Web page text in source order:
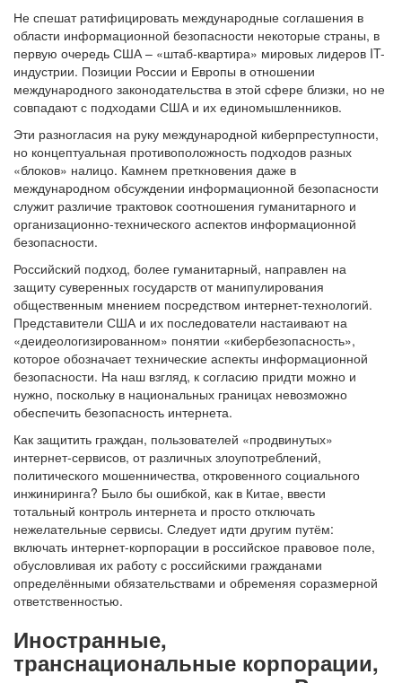
Не спешат ратифицировать международные соглашения в
области информационной безопасности некоторые страны, в
первую очередь США – «штаб-квартира» мировых лидеров IT-
индустрии. Позиции России и Европы в отношении
международного законодательства в этой сфере близки, но не
совпадают с подходами США и их единомышленников.
Эти разногласия на руку международной киберпреступности,
но концептуальная противоположность подходов разных
«блоков» налицо. Камнем преткновения даже в
международном обсуждении информационной безопасности
служит различие трактовок соотношения гуманитарного и
организационно-технического аспектов информационной
безопасности.
Российский подход, более гуманитарный, направлен на
защиту суверенных государств от манипулирования
общественным мнением посредством интернет-технологий.
Представители США и их последователи настаивают на
«деидеологизированном» понятии «кибербезопасность»,
которое обозначает технические аспекты информационной
безопасности. На наш взгляд, к согласию придти можно и
нужно, поскольку в национальных границах невозможно
обеспечить безопасность интернета.
Как защитить граждан, пользователей «продвинутых»
интернет-сервисов, от различных злоупотреблений,
политического мошенничества, откровенного социального
инжиниринга? Было бы ошибкой, как в Китае, ввести
тотальный контроль интернета и просто отключать
нежелательные сервисы. Следует идти другим путём:
включать интернет-корпорации в российское правовое поле,
обусловливая их работу с российскими гражданами
определёнными обязательствами и обременяя соразмерной
ответственностью.
Иностранные,
транснациональные корпорации,